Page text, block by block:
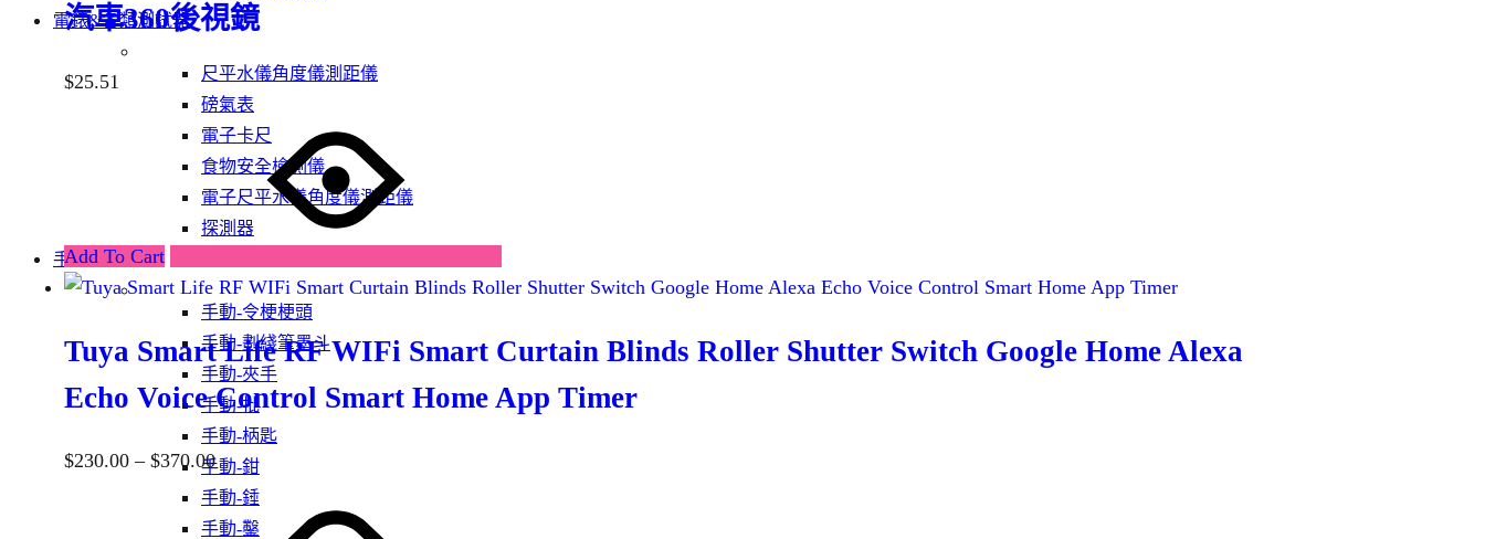
電錶&各類測試器
尺平水儀角度儀測距儀
磅氣表
電子卡尺
食物安全檢測儀
電子尺平水儀角度儀測距儀
探測器
手動工具
手動-令梗梗頭
手動-劃綫筆墨斗
手動-夾手
手動-批
手動-柄匙
手動-鉗
手動-錘
手動-鑿
汽車360後視鏡
$25.51
Add To Cart
Tuya Smart Life RF WIFi Smart Curtain Blinds Roller Shutter Switch Google Home Alexa
Echo Voice Control Smart Home App Timer
$230.00 – $370.00